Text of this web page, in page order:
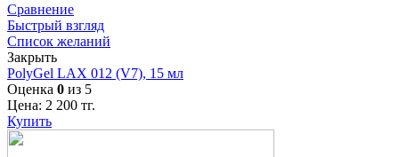
Сравнение
Быстрый взгляд
Список желаний
Закрыть
PolyGel LAX 012 (V7), 15 мл
Оценка 0 из 5
Цена: 2 200 тг.
Купить